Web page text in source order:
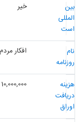
خیر
افکار مردم
10,000,000 ریال